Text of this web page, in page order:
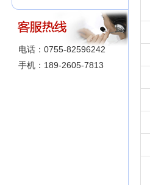
电话：0755-82596242
手机：189-2605-7813